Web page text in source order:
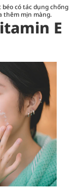
có tác dụng chống
thêm mịn màng.
E